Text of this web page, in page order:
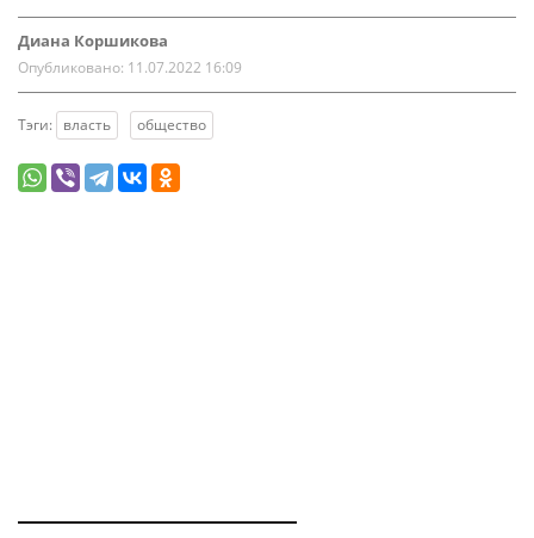
Диана Коршикова
Опубликовано: 11.07.2022 16:09
Тэги: власть общество